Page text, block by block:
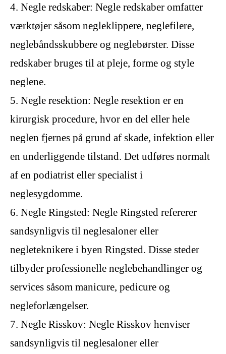
4. Negle redskaber: Negle redskaber omfatter
værktøjer såsom negleklippere, neglefilere,
neglebåndsskubbere og neglebørster. Disse
redskaber bruges til at pleje, forme og style
neglene.
5. Negle resektion: Negle resektion er en
kirurgisk procedure, hvor en del eller hele
neglen fjernes på grund af skade, infektion eller
en underliggende tilstand. Det udføres normalt
af en podiatrist eller specialist i
neglesygdomme.
6. Negle Ringsted: Negle Ringsted refererer
sandsynligvis til neglesaloner eller
negleteknikere i byen Ringsted. Disse steder
tilbyder professionelle neglebehandlinger og
services såsom manicure, pedicure og
negleforlængelser.
7. Negle Risskov: Negle Risskov henviser
sandsynligvis til neglesaloner eller